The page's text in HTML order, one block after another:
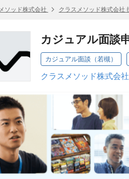
ソッド株式会社 クラスメソッド株式会社
カジュアル面談
カジュアル面談（若槻）
クラスメソッド株式会